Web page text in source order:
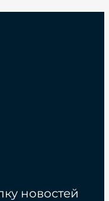
новостей